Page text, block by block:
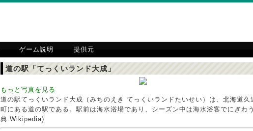
ゲーム説明 提供元
道の駅「てっくいランド大成」
もっと写真を見る
道の駅てっくいランド大成（みちのえき てっくいランドたいせい）は、北海道久
町にある道の駅である。駅前は海水浴場であり、シーズン中は海水浴客でにぎわ
典:Wikipedia)